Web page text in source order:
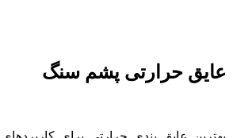
عایق حرارتی پشم سنگ